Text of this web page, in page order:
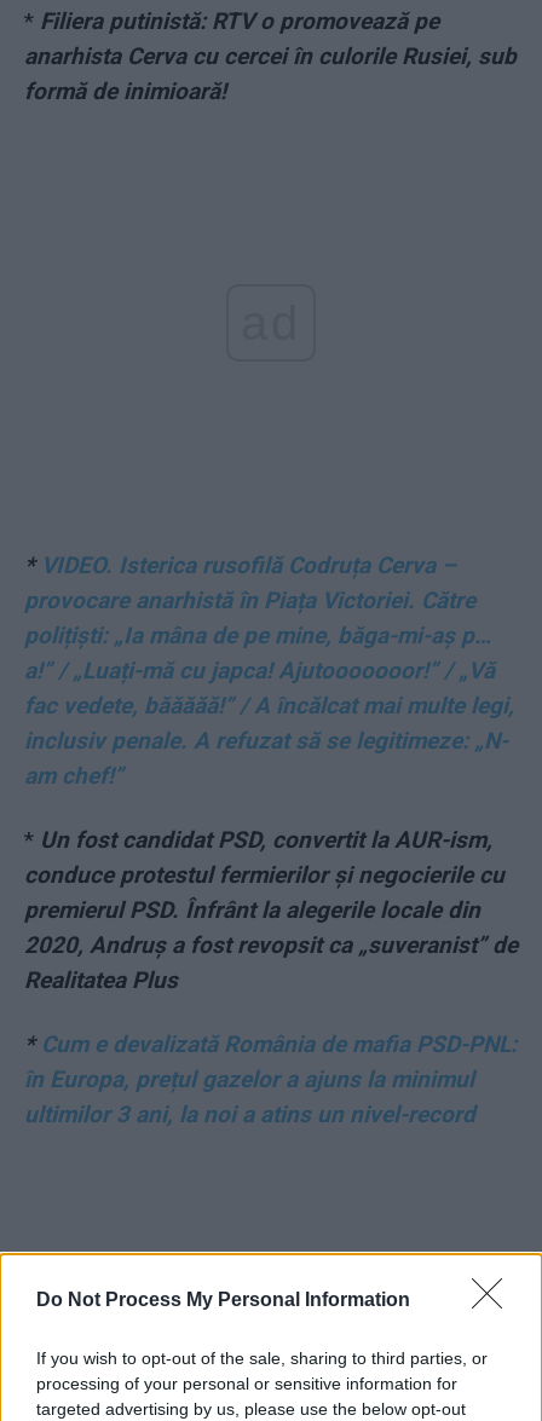
Do Not Process My Personal Information
If you wish to opt-out of the sale, sharing to third parties, or
processing of your personal or sensitive information for
targeted advertising by us, please use the below opt-out
* Filiera putinistă: RTV o promovează pe
anarhista Cerva cu cercei în culorile Rusiei, sub
formă de inimioară!
* VIDEO. Isterica rusofilă Codruța Cerva –
provocare anarhistă în Piața Victoriei. Către
polițiști: „Ia mâna de pe mine, băga-mi-aș p…
a!” / „Luați-mă cu japca! Ajutooooooor!” / „Vă
fac vedete, băăăăă!” / A încălcat mai multe legi,
inclusiv penale. A refuzat să se legitimeze: „N-
am chef!”
* Un fost candidat PSD, convertit la AUR-ism,
conduce protestul fermierilor și negocierile cu
premierul PSD. Înfrânt la alegerile locale din
2020, Andruș a fost revopsit ca „suveranist” de
Realitatea Plus
* Cum e devalizată România de mafia PSD-PNL:
în Europa, prețul gazelor a ajuns la minimul
ultimilor 3 ani, la noi a atins un nivel-record
ad